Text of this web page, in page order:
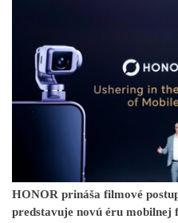
HONOR prináša filmové
predstavuje novú éru mobilnej